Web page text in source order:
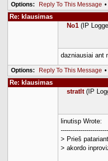
Options: Reply To This Message •
Re: klausimas
No1 (IP
dazniausiai ant
Options: Reply To This Message •
Re: klausimas
stratlt (IP
linutisp Wrote:
> Prieš
> akordo